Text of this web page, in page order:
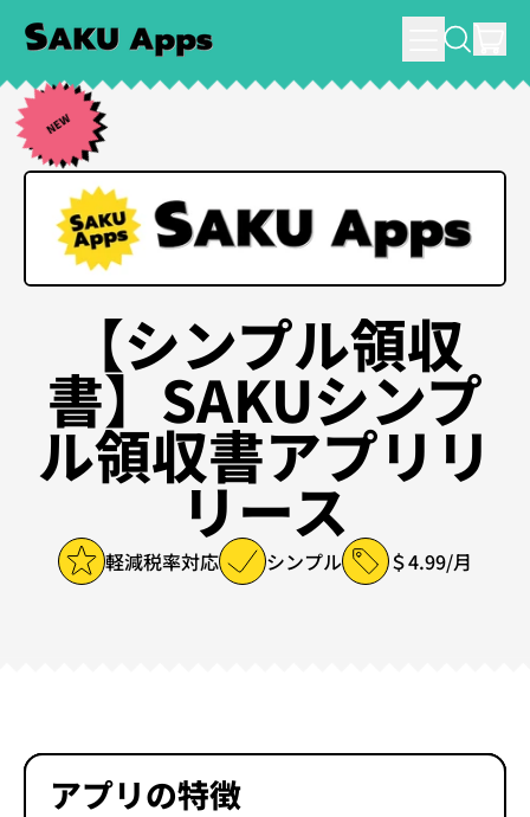
ニ
ュ
SEARCH
【シンプル領収
書】SAKUシンプ
ル領収書アプリリ
リース
軽減税率対応 シンプル ＄4.99/月
NEW
アプリの特徴